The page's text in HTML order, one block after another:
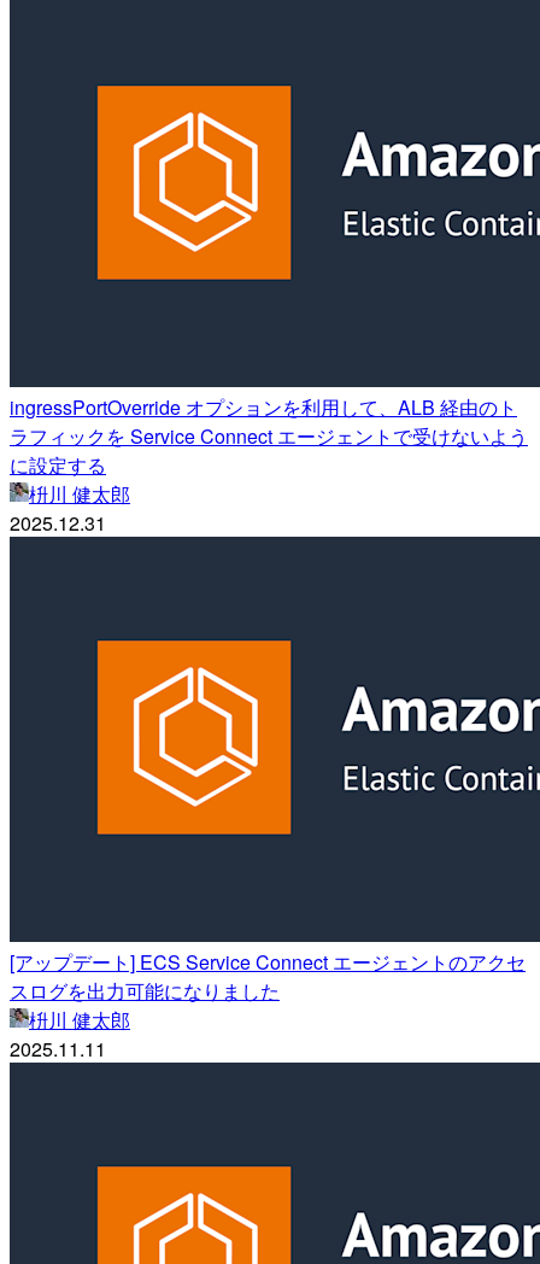
ingressPortOverride オプションを利用して、ALB 経由のト
ラフィックを Service Connect エージェントで受けないよう
に設定する
枡川 健太郎
2025.12.31
[アップデート] ECS Service Connect エージェントのアクセ
スログを出力可能になりました
枡川 健太郎
2025.11.11